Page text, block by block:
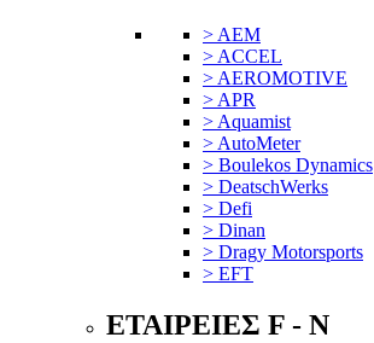
> AEM
> ACCEL
> AEROMOTIVE
> APR
> Aquamist
> AutoMeter
> Boulekos Dynamics
> DeatschWerks
> Defi
> Dinan
> Dragy Motorsports
> EFT
ΕΤΑΙΡΕΙΕΣ F - N